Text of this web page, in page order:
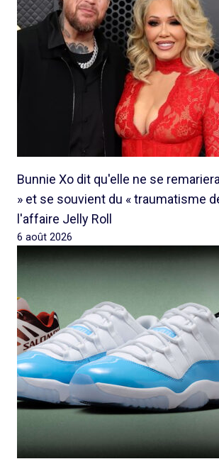
Bunnie Xo dit qu'elle ne se
» et se souvient du « traumatisme
l'affaire Jelly Roll
6 août 2026